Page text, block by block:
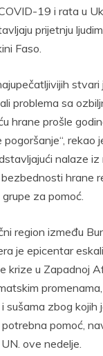
19 i rata u
prijetnju
Faso.
problema sa
hrane prošle
pogoršanje“, rekao
nalaze iz
hrane
za pomoć.
region između
je epicentar
krize u Zapadnoj
sušama zbog kojih
potrebna pomoć,
ove nedelje.